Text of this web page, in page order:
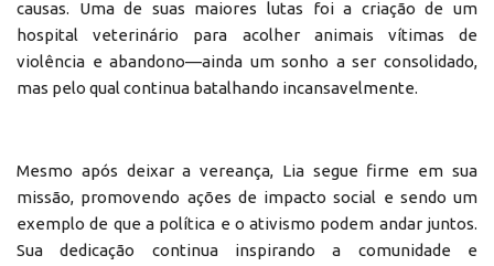
causas. Uma de suas maiores lutas foi a criação de um
hospital veterinário para acolher animais vítimas de
violência e abandono—ainda um sonho a ser consolidado,
mas pelo qual continua batalhando incansavelmente.
Mesmo após deixar a vereança, Lia segue firme em sua
missão, promovendo ações de impacto social e sendo um
exemplo de que a política e o ativismo podem andar juntos.
Sua dedicação continua inspirando a comunidade e